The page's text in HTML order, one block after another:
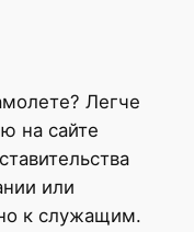
Легче
на сайте
или
к служащим.